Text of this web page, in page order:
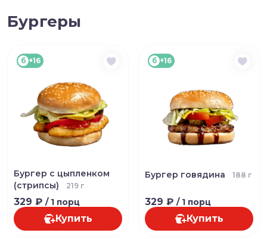
Бургеры
б +16
Бургер с цыпленком
(стрипсы)
219 г
329 ₽ / 1 порц
Купить
б +16
Бургер говядина 188 г
329 ₽ / 1 порц
Купить